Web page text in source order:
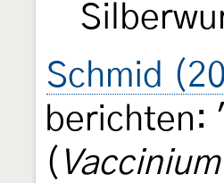
Schmid
berichten:
(